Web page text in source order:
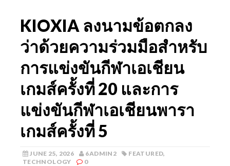
KIOXIA ลงนามข้อตกลง
ว่าด้วยความร่วมมือสำหรับ
การแข่งขันกีฬาเอเชียน
เกมส์ครั้งที่ 20 และการ
แข่งขันกีฬาเอเชียนพารา
เกมส์ครั้งที่ 5
JUNE 25, 2026 6ADMIN2 FEATURED,
TECHNOLOGY
0